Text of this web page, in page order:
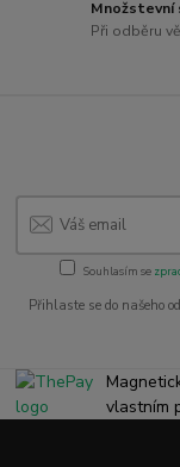
Množstevní
Při odběru
Souhlasím se
Přihlaste se do našeho
vlastním